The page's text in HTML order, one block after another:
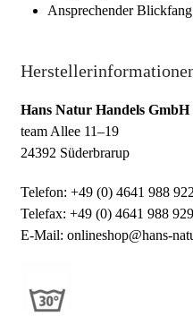
Ansprechender
Hans Natur Handels
team Allee 11–19
24392 Süderbrarup
Telefon: +49 (0) 4641 988 922
Telefax: +49 (0) 4641 988 929
E-Mail: onlineshop@hans-